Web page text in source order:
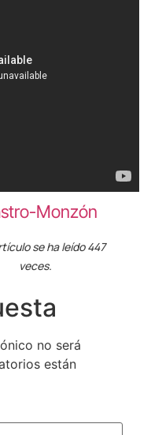
Monzón
se ha leído 447
veces.
no será
están